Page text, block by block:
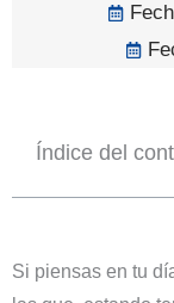
Índice del
Si piensas en tu